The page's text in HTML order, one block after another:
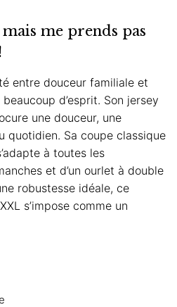
me prends pas
entre douceur familiale et
d’esprit. Son jersey
une douceur, une
quotidien. Sa coupe classique
à toutes les
et d’un ourlet à double
robustesse idéale, ce
s’impose comme un